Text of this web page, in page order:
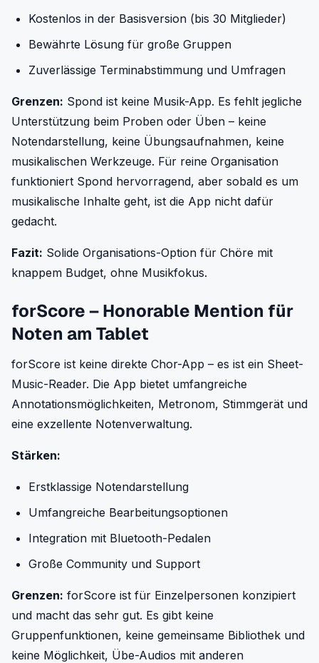
Kostenlos in der Basisversion (bis 30 Mitglieder)
Bewährte Lösung für große Gruppen
Zuverlässige Terminabstimmung und Umfragen
Grenzen: Spond ist keine Musik-App. Es fehlt jegliche
Unterstützung beim Proben oder Üben – keine
Notendarstellung, keine Übungsaufnahmen, keine
musikalischen Werkzeuge. Für reine Organisation
funktioniert Spond hervorragend, aber sobald es um
musikalische Inhalte geht, ist die App nicht dafür
gedacht.
Fazit: Solide Organisations-Option für Chöre mit
knappem Budget, ohne Musikfokus.
forScore – Honorable Mention für
Noten am Tablet
forScore ist keine direkte Chor-App – es ist ein Sheet-
Music-Reader. Die App bietet umfangreiche
Annotationsmöglichkeiten, Metronom, Stimmgerät und
eine exzellente Notenverwaltung.
Stärken:
Erstklassige Notendarstellung
Umfangreiche Bearbeitungsoptionen
Integration mit Bluetooth-Pedalen
Große Community und Support
Grenzen: forScore ist für Einzelpersonen konzipiert
und macht das sehr gut. Es gibt keine
Gruppenfunktionen, keine gemeinsame Bibliothek und
keine Möglichkeit, Übe-Audios mit anderen